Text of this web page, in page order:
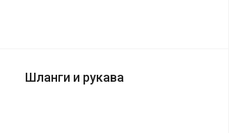
Шланги и рукава